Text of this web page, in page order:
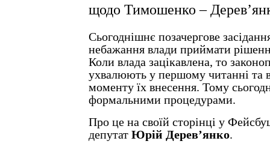
щодо Тимошенко –
Сьогоднішнє позачергове
небажання влади приймати
Коли влада зацікавлена, то
ухвалюють у першому читанні та
моменту їх внесення. Тому
формальними процедурами.
Про це на своїй сторінці у
депутат Юрій Дерев’янко.